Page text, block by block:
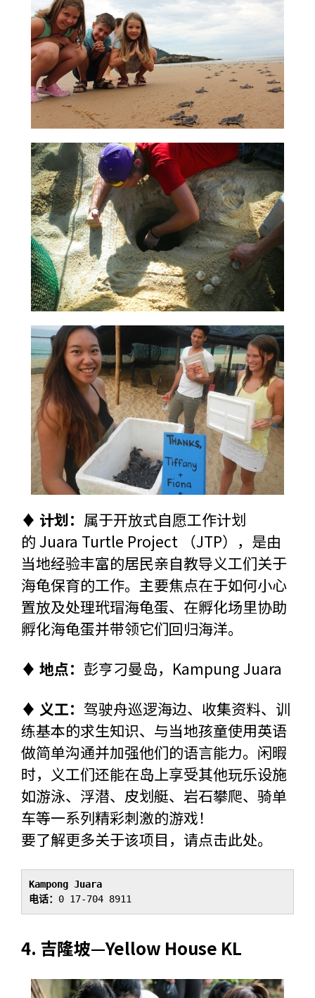
♦ 计划： 属于开放式自愿工作计划
的 Juara Turtle Project （JTP），是由
当地经验丰富的居民亲自教导义工们关于
海龟保育的工作。主要焦点在于如何小心
置放及处理玳瑁海龟蛋、在孵化场里协助
孵化海龟蛋并带领它们回归海洋。
♦ 地点： 彭亨刁曼岛，Kampung Juara
♦ 义工： 驾驶舟巡逻海边、收集资料、训
练基本的求生知识、与当地孩童使用英语
做简单沟通并加强他们的语言能力。闲暇
时，义工们还能在岛上享受其他玩乐设施
如游泳、浮潜、皮划艇、岩石攀爬、骑单
车等一系列精彩刺激的游戏！
要了解更多关于该项目，请点击此处。
Kampong Juara
电话： 0 17-704 8911
4. 吉隆坡—Yellow House KL